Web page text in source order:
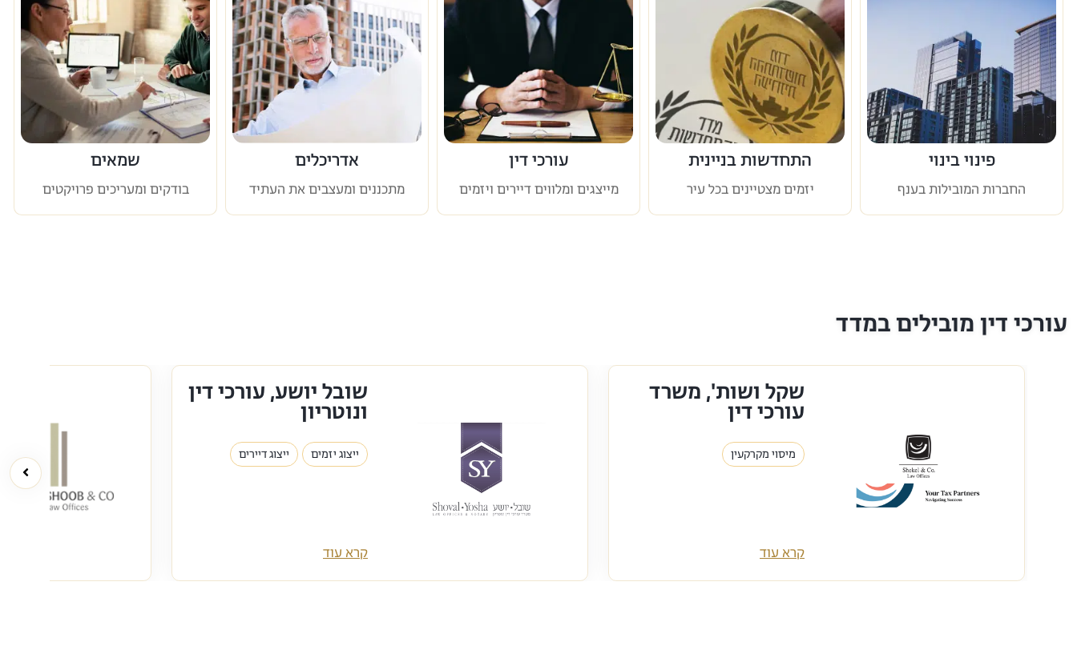
פינוי בינוי
החברות המובילות בענף
התחדשות בניינית
יזמים מצטיינים בכל עיר
עורכי דין
מייצגים ומלווים דיירים ויזמים
אדריכלים
מתכננים ומעצבים את העתיד
שמאים
בודקים ומעריכים פרויקטים
עורכי דין מובילים במדד
שקל ושות', משרד
עורכי דין
מיסוי מקרקעין
קרא עוד
שובל יושע, עורכי דין
ונוטריון
ייצוג יזמים ייצוג דיירים
קרא עוד